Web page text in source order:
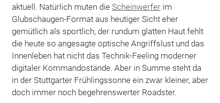
aktuell. Natürlich muten die Scheinwerferim
Glubschaugen-Format aus heutiger Sicht eher
gemütlich als sportlich, der rundum glatten Haut fehlt
die heute so angesagte optische Angriffslust und das
Innenleben hat nicht das Technik-Feeling moderner
digitaler Kommandostände. Aber in Summe steht da
in der Stuttgarter Frühlingssonne ein zwar kleiner, aber
doch immer noch begehrenswerter Roadster.